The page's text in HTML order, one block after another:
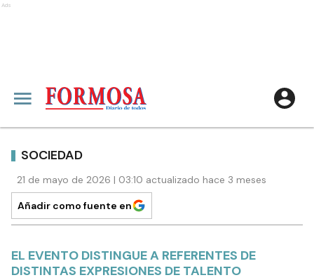
Ads
SOCIEDAD
21 de mayo de 2026 | 03:10 actualizado hace 3 meses
Añadir como fuente en
EL EVENTO DISTINGUE A REFERENTES DE
DISTINTAS EXPRESIONES DE TALENTO